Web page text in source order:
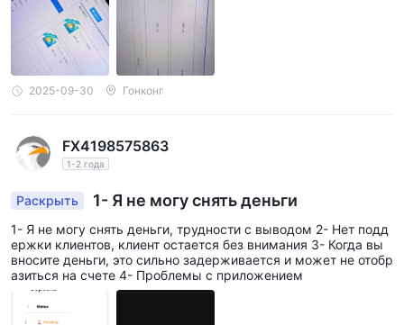
2025-09-30 Гонконг
FX4198575863
1-2 года
Раскрыть 1- Я не могу снять деньги
1- Я не могу снять деньги, трудности с выводом 2- Нет подд
ержки клиентов, клиент остается без внимания 3- Когда вы
вносите деньги, это сильно задерживается и может не отобр
азиться на счете 4- Проблемы с приложением